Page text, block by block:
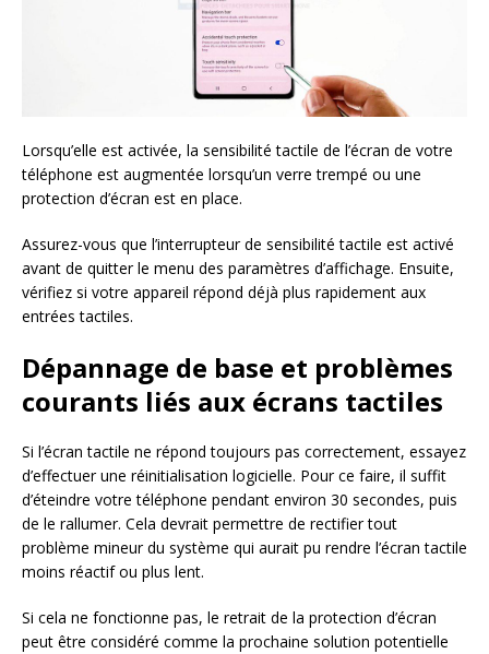
Lorsqu’elle est activée, la sensibilité tactile de l’écran de votre
téléphone est augmentée lorsqu’un verre trempé ou une
protection d’écran est en place.
Assurez-vous que l’interrupteur de sensibilité tactile est activé
avant de quitter le menu des paramètres d’affichage. Ensuite,
vérifiez si votre appareil répond déjà plus rapidement aux
entrées tactiles.
Dépannage de base et problèmes
courants liés aux écrans tactiles
Si l’écran tactile ne répond toujours pas correctement, essayez
d’effectuer une réinitialisation logicielle. Pour ce faire, il suffit
d’éteindre votre téléphone pendant environ 30 secondes, puis
de le rallumer. Cela devrait permettre de rectifier tout
problème mineur du système qui aurait pu rendre l’écran tactile
moins réactif ou plus lent.
Si cela ne fonctionne pas, le retrait de la protection d’écran
peut être considéré comme la prochaine solution potentielle